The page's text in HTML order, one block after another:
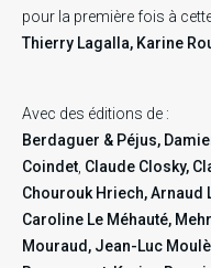
pour la première fois à
Thierry Lagalla, Karine
Avec des éditions de :
Berdaguer & Péjus,
Coindet Claude Closky,
Chourouk Hriech, Arnaud
Caroline Le Méhauté,
Mouraud, Jean-Luc